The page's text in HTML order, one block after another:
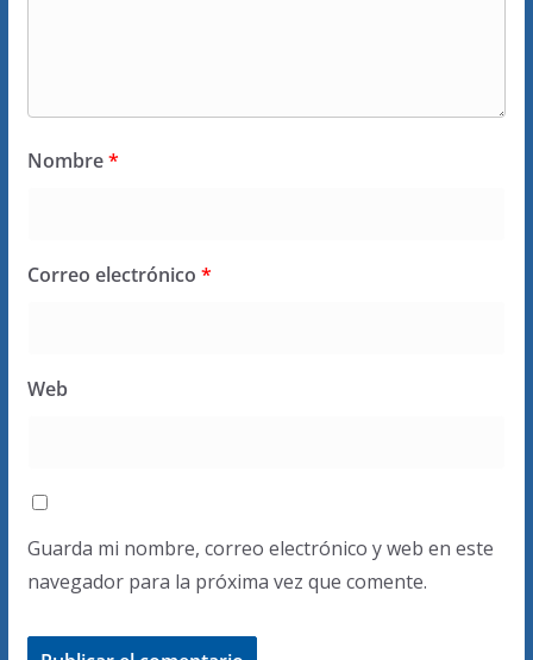
Nombre*
Correo electrónico *
Web
Guarda mi nombre, correo electrónico y web en este
navegador para la próxima vez que comente.